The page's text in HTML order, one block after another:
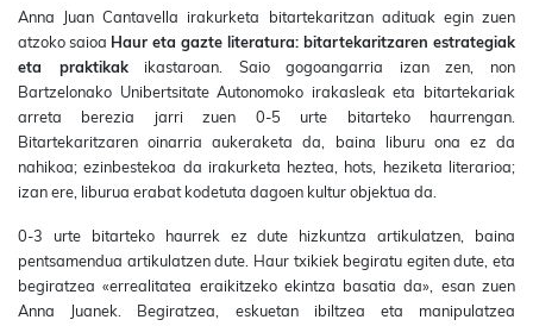
Anna Juan Cantavella irakurketa bitartekaritzan adituak egin zuen
atzoko saioa Haur eta gazte literatura: bitartekaritzaren estrategiak
eta praktikakikastaroan. Saio gogoangarria izan zen, non
Bartzelonako Unibertsitate Autonomoko irakasleak eta bitartekariak
arreta berezia jarri zuen 0-5 urte bitarteko haurrengan.
Bitartekaritzaren oinarria aukeraketa da, baina liburu ona ez da
nahikoa; ezinbestekoa da irakurketa heztea, hots, heziketa literarioa;
izan ere, liburua erabat kodetuta dagoen kultur objektua da.
0-3 urte bitarteko haurrek ez dute hizkuntza artikulatzen, baina
pentsamendua artikulatzen dute. Haur txikiek begiratu egiten dute, eta
begiratzea «errealitatea eraikitzeko ekintza basatia da», esan zuen
Anna Juanek. Begiratzea, eskuetan ibiltzea eta manipulatzea